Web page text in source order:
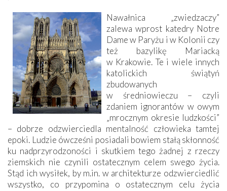
Nawałnica „zwiedzaczy”
zalewa wprost katedry Notre
Dame w Paryżu i w Kolonii czy
też bazylikę Mariacką
w Krakowie. Te i wiele innych
katolickich świątyń
zbudowanych
w średniowieczu – czyli
zdaniem ignorantów w owym
„mrocznym okresie ludzkości”
– dobrze odzwierciedla mentalność człowieka tamtej
epoki. Ludzie ówcześni posiadali bowiem stałą skłonność
ku nadprzyrodzoności i skutkiem tego żadnej z rzeczy
ziemskich nie czynili ostatecznym celem swego życia.
Stąd ich wysiłek, by m.in. w architekturze odzwierciedlić
wszystko, co przypomina o ostatecznym celu życia